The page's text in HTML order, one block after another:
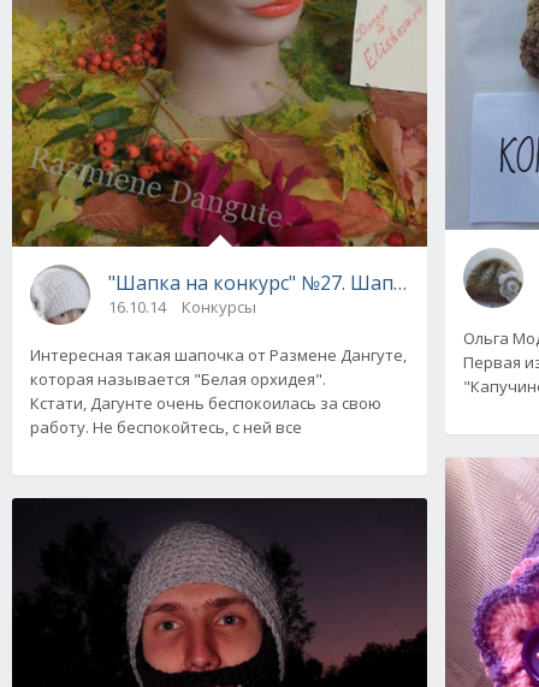
"Шапка на конкурс" №27. Шапка "Белая
16.10.14 Конкурсы
Интересная такая шапочка от Размене Дангуте,
которая называется "Белая орхидея".
Кстати, Дагунте очень беспокоилась за свою
работу. Не беспокойтесь, с ней все
Ольга
Первая